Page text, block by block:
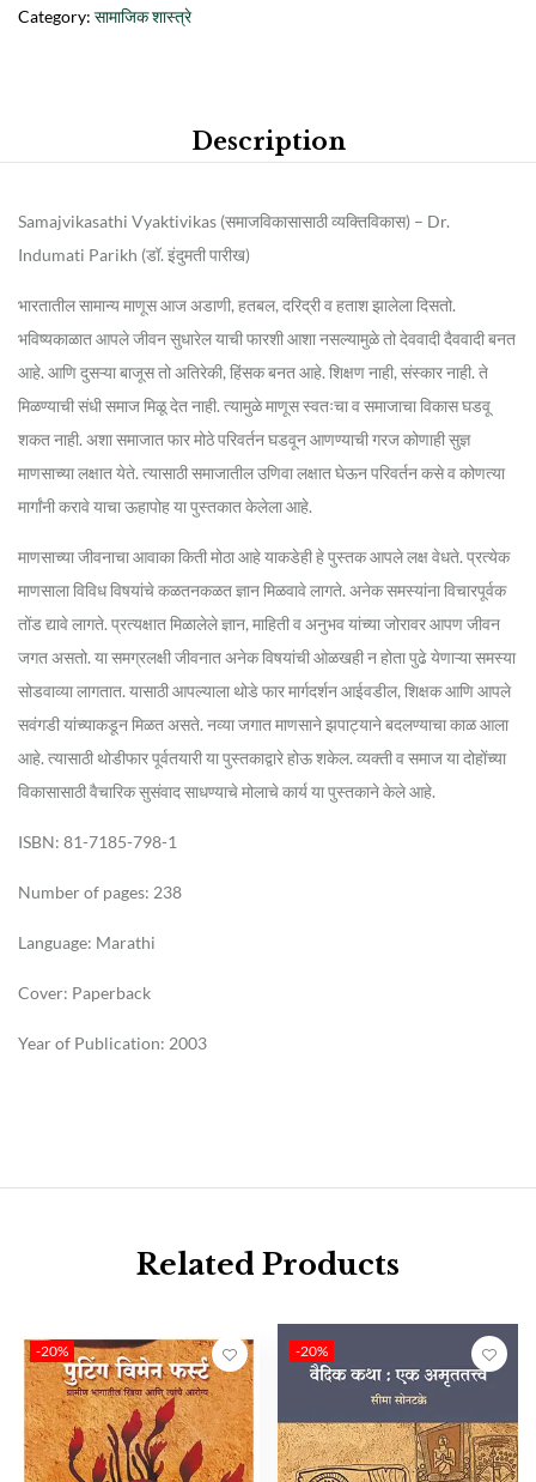
Category: सामाजिक शास्त्रे
Description
Samajvikasathi Vyaktivikas (समाजविकासासाठी व्यक्तिविकास) – Dr.
Indumati Parikh (डॉ. इंदुमती पारीख)
भारतातील सामान्य माणूस आज अडाणी, हतबल, दरिद्री व हताश झालेला दिसतो.
भविष्यकाळात आपले जीवन सुधारेल याची फारशी आशा नसल्यामुळे तो देववादी दैववादी बनत
आहे. आणि दुसऱ्या बाजूस तो अतिरेकी, हिंसक बनत आहे. शिक्षण नाही, संस्कार नाही. ते
मिळण्याची संधी समाज मिळू देत नाही. त्यामुळे माणूस स्वतःचा व समाजाचा विकास घडवू
शकत नाही. अशा समाजात फार मोठे परिवर्तन घडवून आणण्याची गरज कोणाही सुज्ञ
माणसाच्या लक्षात येते. त्यासाठी समाजातील उणिवा लक्षात घेऊन परिवर्तन कसे व कोणत्या
मार्गांनी करावे याचा ऊहापोह या पुस्तकात केलेला आहे.
माणसाच्या जीवनाचा आवाका किती मोठा आहे याकडेही हे पुस्तक आपले लक्ष वेधते. प्रत्येक
माणसाला विविध विषयांचे कळतनकळत ज्ञान मिळवावे लागते. अनेक समस्यांना विचारपूर्वक
तोंड द्यावे लागते. प्रत्यक्षात मिळालेले ज्ञान, माहिती व अनुभव यांच्या जोरावर आपण जीवन
जगत असतो. या समग्रलक्षी जीवनात अनेक विषयांची ओळखही न होता पुढे येणाऱ्या समस्या
सोडवाव्या लागतात. यासाठी आपल्याला थोडे फार मार्गदर्शन आईवडील, शिक्षक आणि आपले
सवंगडी यांच्याकडून मिळत असते. नव्या जगात माणसाने झपाट्याने बदलण्याचा काळ आला
आहे. त्यासाठी थोडीफार पूर्वतयारी या पुस्तकाद्वारे होऊ शकेल. व्यक्ती व समाज या दोहोंच्या
विकासासाठी वैचारिक सुसंवाद साधण्याचे मोलाचे कार्य या पुस्तकाने केले आहे.
ISBN: 81-7185-798-1
Number of pages: 238
Language: Marathi
Cover: Paperback
Year of Publication: 2003
Related Products
-20% -20%